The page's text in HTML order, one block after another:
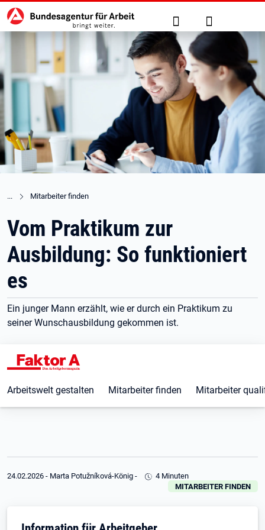
zu den Hauptinhalten springen
Hauptnavigation Suche Anmelden
Mitarbeiter finden
Vom Praktikum zur
Ausbildung: So funktioniert
es
Ein junger Mann erzählt, wie er durch ein Praktikum zu
seiner Wunschausbildung gekommen ist.
Arbeitswelt gestalten Mitarbeiter finden Mitarbeiter
24.02.2026 - Marta Potužníková-König -
4 Minuten
MITARBEITER FINDEN